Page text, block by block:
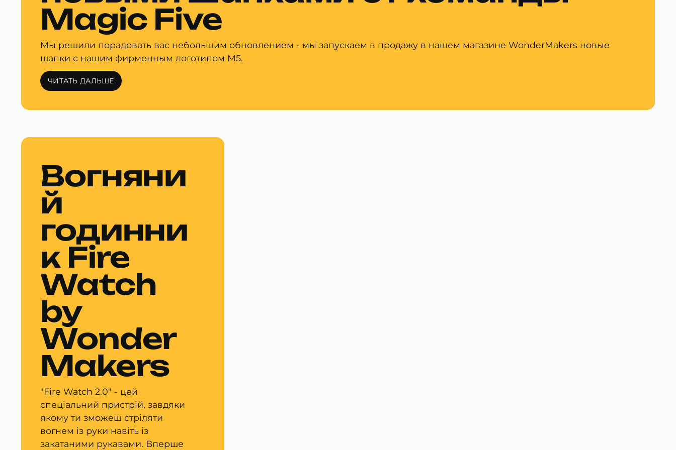
Magic Five
Мы решили порадовать вас небольшим обновлением - мы запускаем в продажу в нашем магазине WonderMakers новые
шапки с нашим фирменным логотипом М5.
ЧИТАТЬ ДАЛЬШЕ
Вогняни
й
годинни
к Fire
Watch
by
Wonder
Makers
"Fire Watch 2.0" - цей
спеціальний пристрій, завдяки
якому ти зможеш стріляти
вогнем із руки навіть із
закатаними рукавами. Вперше